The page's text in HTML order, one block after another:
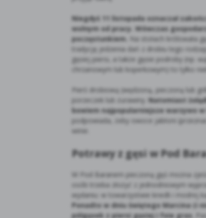
Niegdyś 11 listopada oznaczał
wolnym od pracy. Wówczas
poczęstunkiem.
Na stołach królowała
tradycję jedzenia dań z drobiu tego
gęsiej piersi, a także gęsie podroby (np.
chrzanowym lub koperkowym) to tylko
Pierś drobiową (wędzoną, pieczoną lub
porzeczek lub żurawiny. Natomiast
bowiem najpopularniejsze warzywo w
podpowiada, żeby owoce jabłoni
winie.
Potrawy z gęsi w Pod
W Pod Baranem pieczoną gęś można
osób trzeba złożyć z jednodniowym
wydaniu: w towarzystwie knedli i modrej
Ponadto w dniu świętego Marcina (i
półgęsek z piersi gęsiej i foie gras .